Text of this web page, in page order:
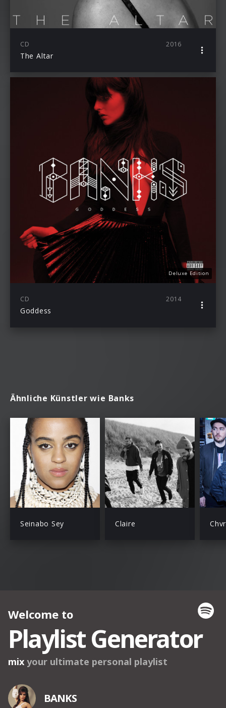
CD 2016
The Altar
Deluxe Edition
CD 2014
Goddess
Ähnliche Künstler wie Banks
Seinabo Sey Claire